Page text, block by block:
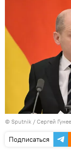
© Sputnik / Сергей
Подписаться